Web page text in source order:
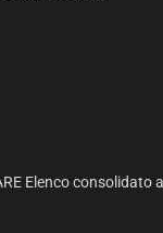
Elenco consolidato